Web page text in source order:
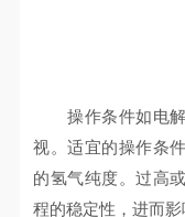
操作条件如电解
视。适宜的操作条
的氢气纯度。过高
程的稳定性，进而影